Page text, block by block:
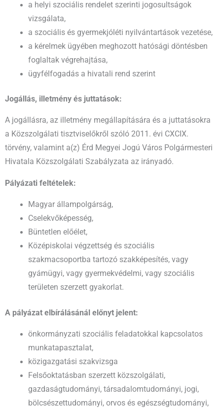
a helyi szociális rendelet szerinti jogosultságok
vizsgálata,
a szociális és gyermekjóléti nyilvántartások vezetése,
a kérelmek ügyében meghozott hatósági döntésben
foglaltak végrehajtása,
ügyfélfogadás a hivatali rend szerint
Jogállás, illetmény és juttatások:
A jogállásra, az illetmény megállapítására és a juttatásokra
a Közszolgálati tisztviselőkről szóló 2011. évi CXCIX.
törvény, valamint a(z) Érd Megyei Jogú Város Polgármesteri
Hivatala Közszolgálati Szabályzata az irányadó.
Pályázati feltételek:
Magyar állampolgárság,
Cselekvőképesség,
Büntetlen előélet,
Középiskolai végzettség és szociális
szakmacsoportba tartozó szakképesítés, vagy
gyámügyi, vagy gyermekvédelmi, vagy szociális
területen szerzett gyakorlat.
A pályázat elbírálásánál előnyt jelent:
önkormányzati szociális feladatokkal kapcsolatos
munkatapasztalat,
közigazgatási szakvizsga
Felsőoktatásban szerzett közszolgálati,
gazdaságtudományi, társadalomtudományi, jogi,
bölcsészettudományi, orvos és egészségtudományi,